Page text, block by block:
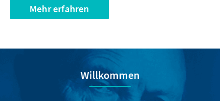
Mehr erfahren
Willkommen